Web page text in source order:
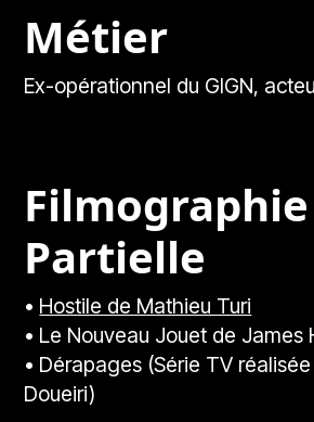
Métier
Ex-opérationnel du GIGN,
Filmographie
Partielle
• Hostile de Mathieu Turi
• Le Nouveau Jouet de James
• Dérapages (Série TV
Doueiri)